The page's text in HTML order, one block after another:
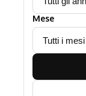
Mese